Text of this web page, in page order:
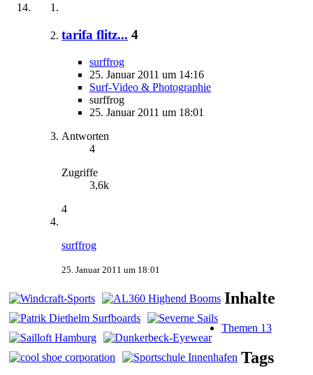
tarifa flitz... 4
surffrog
25. Januar 2011 um 14:16
Surf-Video & Photographie
surffrog
25. Januar 2011 um 18:01
Antworten
4
Zugriffe
3,6k
4
surffrog
25. Januar 2011 um 18:01
Inhalte
Themen 13
Tags